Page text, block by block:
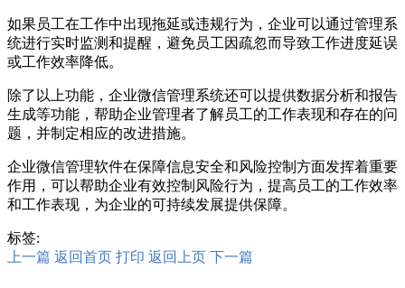
如果员工在工作中出现拖延或违规行为，企业可以通过管理系
统进行实时监测和提醒，避免员工因疏忽而导致工作进度延误
或工作效率降低。
除了以上功能，企业微信管理系统还可以提供数据分析和报告
生成等功能，帮助企业管理者了解员工的工作表现和存在的问
题，并制定相应的改进措施。
企业微信管理软件在保障信息安全和风险控制方面发挥着重要
作用，可以帮助企业有效控制风险行为，提高员工的工作效率
和工作表现，为企业的可持续发展提供保障。
标签:
上一篇 返回首页 打印 返回上页 下一篇